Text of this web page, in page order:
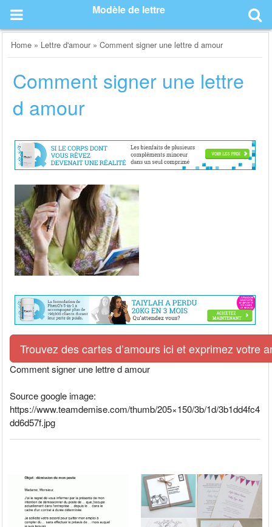
content
Modèle de lettre
Home » Lettre d'amour »Comment signer une lettre d amour
Comment signer une lettre
d amour
Trouvez des cartes d’amours ici et exprimez votre
Comment signer une lettre d amour
Source google image:
https://www.teamdemise.com/thumb/205×150/3b/1d/3b1dd4fc4
dd6d57f.jpg